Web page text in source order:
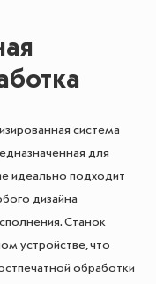
система
для
идеально подходит
дизайна
Станок
устройстве, что
обработки